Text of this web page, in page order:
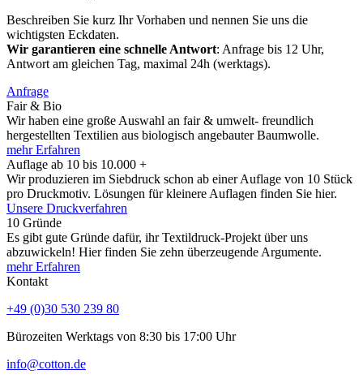
Beschreiben Sie kurz Ihr Vorhaben und nennen Sie uns die
wichtigsten Eckdaten.
Wir garantieren eine schnelle Antwort: Anfrage bis 12 Uhr,
Antwort am gleichen Tag, maximal 24h (werktags).
Anfrage
Fair & Bio
Wir haben eine große Auswahl an fair & umwelt- freundlich
hergestellten Textilien aus biologisch angebauter Baumwolle.
mehr Erfahren
Auflage ab 10 bis 10.000 +
Wir produzieren im Siebdruck schon ab einer Auflage von 10 Stück
pro Druckmotiv. Lösungen für kleinere Auflagen finden Sie hier.
Unsere Druckverfahren
10 Gründe
Es gibt gute Gründe dafür, ihr Textildruck-Projekt über uns
abzuwickeln! Hier finden Sie zehn überzeugende Argumente.
mehr Erfahren
Kontakt
+49 (0)30 530 239 80
Bürozeiten Werktags von 8:30 bis 17:00 Uhr
info@cotton.de